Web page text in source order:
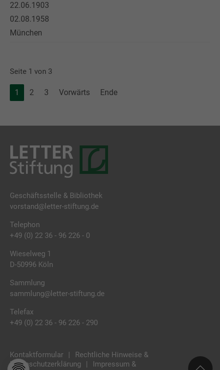
22.06.1903
02.08.1958
München
Seite 1 von 3
1 2 3 Vorwärts Ende
Geschäftsstelle & Bibliothek
vorstand@letter-stiftung.de
Telephon
+49 (0) 22 36 - 96 226 - 0
Wieselweg 1
D-50996 Köln
Sammlung
sammlung@letter-stiftung.de
Telefax
+49 (0) 22 36 - 96 226 - 290
Kontaktformular
Rechtliche Hinweise &
Datenschutzerklärung
Impressum &